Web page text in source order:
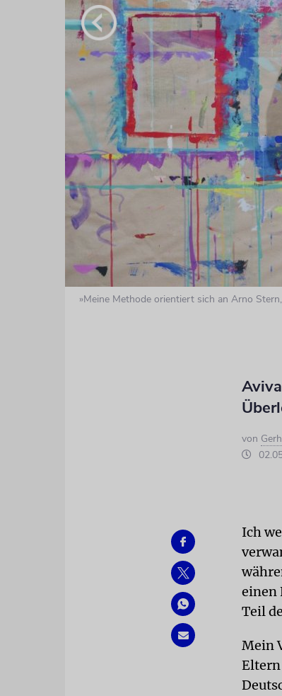
»Meine Methode orientiert sich an Arno
von
Ich
einen
Teil
Mein
Eltern